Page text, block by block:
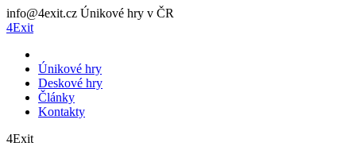
info@4exit.cz Únikové hry v ČR
4Exit
Únikové hry
Deskové hry
Články
Kontakty
4Exit